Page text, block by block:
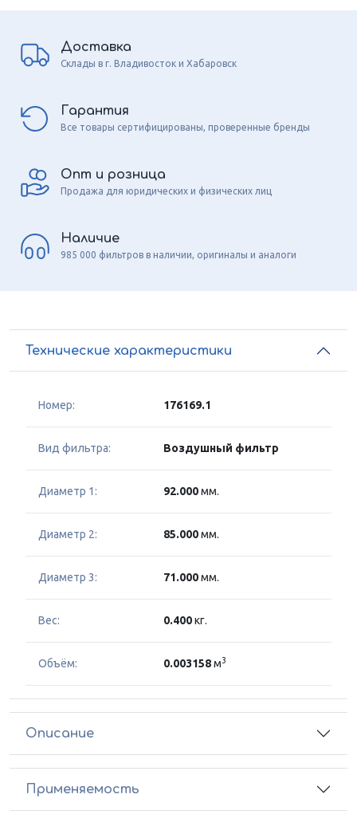
Доставка
Склады в г. Владивосток и Хабаровск
Гарантия
Все товары сертифицированы, проверенные бренды
Опт и розница
Продажа для юридических и физических лиц
Наличие
985 000 фильтров в наличии, оригиналы и аналоги
Технические характеристики
Номер: 176169.1
Вид фильтра: Воздушный фильтр
Диаметр 1: 92.000мм.
Диаметр 2: 85.000мм.
Диаметр 3: 71.000мм.
Вес: 0.400кг.
Объём: 0.003158м3
Описание
Применяемость